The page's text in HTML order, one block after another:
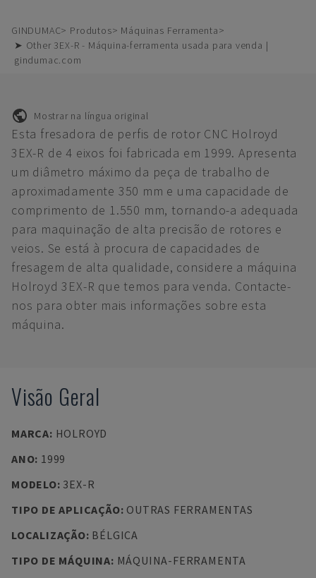
GINDUMAC Produtos
Máquinas Ferramenta
➤ Other 3EX-R - Máquina-ferramenta usada para venda |
gindumac.com
Mostrar na língua original
Esta fresadora de perfis de rotor CNC Holroyd
3EX-R de 4 eixos foi fabricada em 1999. Apresenta
um diâmetro máximo da peça de trabalho de
aproximadamente 350 mm e uma capacidade de
comprimento de 1.550 mm, tornando-a adequada
para maquinação de alta precisão de rotores e
veios. Se está à procura de capacidades de
fresagem de alta qualidade, considere a máquina
Holroyd 3EX-R que temos para venda. Contacte-
nos para obter mais informações sobre esta
máquina.
Visão Geral
MARCA: HOLROYD
ANO: 1999
MODELO: 3EX-R
TIPO DE APLICAÇÃO: OUTRAS FERRAMENTAS
LOCALIZAÇÃO: BÉLGICA
TIPO DE MÁQUINA: MÁQUINA-FERRAMENTA